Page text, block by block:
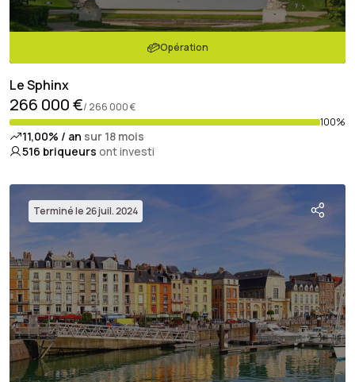
Opération
Le Sphinx
266 000 €/ 266 000 €
100%
11,00% / an sur 18 mois
516 briqueurs ont investi
Terminé le 26 juil. 2024